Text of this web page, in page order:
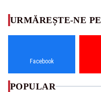
URMĂREȘTE-NE PE
Facebook
POPULAR